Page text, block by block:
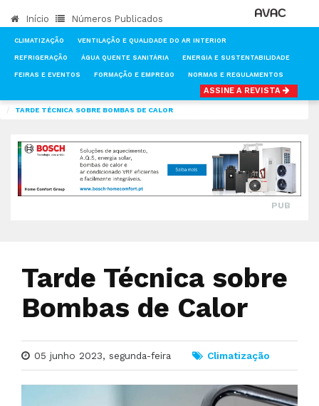
Início Números Publicados
CLIMATIZAÇÃO VENTILAÇÃO E QUALIDADE DO AR INTERIOR
REFRIGERAÇÃO ÁGUA QUENTE SANITÁRIA ENERGIA E SUSTENTABILIDADE
FEIRAS E EVENTOS FORMAÇÃO E EMPREGO NORMAS E REGULAMENTOS
ASSINE A REVISTA
TARDE TÉCNICA SOBRE BOMBAS DE CALOR
PUB
Tarde Técnica sobre
Bombas de Calor
05 junho 2023, segunda-feira Climatização